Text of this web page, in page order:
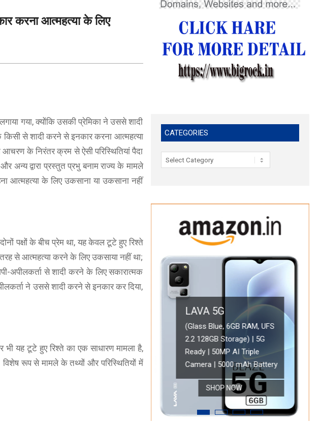
करना आत्महत्या के लिए
गया, क्योंकि उसकी प्रेमिका ने उससे शादी
से शादी करने से इनकार करना आत्महत्या
के निरंतर क्रम से ऐसी परिस्थितियां पैदा
अन्य द्वारा प्रस्तुत प्रभु बनाम राज्य के मामले
आत्महत्या के लिए उकसाना या उकसाना नहीं
पक्षों के बीच प्रेम था, यह केवल टूटे हुए रिश्ते
से आत्महत्या करने के लिए उकसाया नहीं था;
से शादी करने के लिए सकारात्मक
ने उससे शादी करने से इनकार कर दिया,
भी यह टूटे हुए रिश्ते का एक साधारण मामला है,
रूप से मामले के तथ्यों और परिस्थितियों में
CATEGORIES
Categories
(Glass Blue, 6GB RAM, UFS 2.2
128GB Storage) | 5G Ready | 50MP
AI Triple Camera | 5000 mAh
Battery
Plus with 1.83" HD Display
ONEPLUS 5G
OnePlus Nord CE 2 Lite 5G (Blue Tide, 6GB RAM, 128GB Storage)
OPPO A78 5G
Oppo A78 5G (Glowing Blue, 8GB
Battery with 33W SUPERVOOC
Refresh Rate | with No Cost EMI/
SHOP NOW